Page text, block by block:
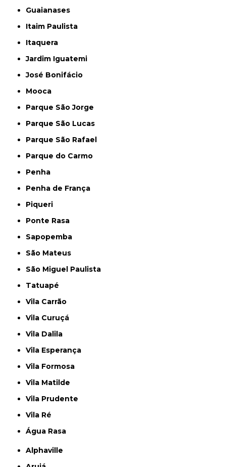
Guaianases
Itaim Paulista
Itaquera
Jardim Iguatemi
José Bonifácio
Mooca
Parque São Jorge
Parque São Lucas
Parque São Rafael
Parque do Carmo
Penha
Penha de França
Piqueri
Ponte Rasa
Sapopemba
São Mateus
São Miguel Paulista
Tatuapé
Vila Carrão
Vila Curuçá
Vila Dalila
Vila Esperança
Vila Formosa
Vila Matilde
Vila Prudente
Vila Ré
Água Rasa
Alphaville